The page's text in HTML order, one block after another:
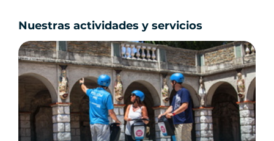
Nuestras actividades y servicios